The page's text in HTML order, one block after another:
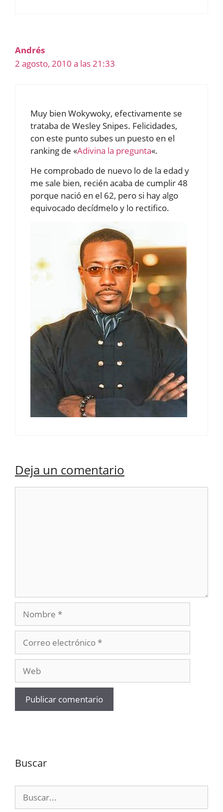
Andrés
2 agosto, 2010 a las 21:33
Muy bien Wokywoky, efectivamente se
trataba de Wesley Snipes. Felicidades,
con este punto subes un puesto en el
ranking de «Adivina la pregunta«.
He comprobado de nuevo lo de la edad y
me sale bien, recién acaba de cumplir 48
porque nació en el 62, pero si hay algo
equivocado decídmelo y lo rectifico.
Deja un comentario
Nombre
electrónico
Buscar